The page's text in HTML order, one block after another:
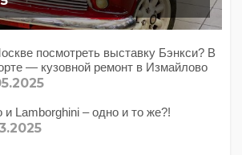
посмотреть выставку Бэнкси? В
— кузовной ремонт в Измайлово
и Lamborghini – одно и то же?!